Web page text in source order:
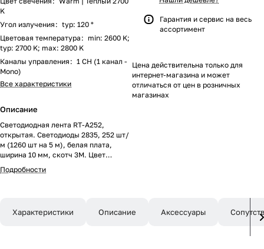
K
Угол излучения : typ: 120 °
Цветовая температура : min: 2600 K;
typ: 2700 K; max: 2800 K
Каналы управления : 1 CH (1 канал -
Mono)
Все характеристики
Описание
Светодиодная лента RT-A252,
открытая. Светодиоды 2835, 252 шт/
м (1260 шт на 5 м), белая плата,
ширина 10 мм, скотч 3M. Цвет
ТЁПЛЫЙ 2700 K, цветопередача
CRI>85, угол 120°. Питание 24V,
Цена за 1 м.
Подробности
Гарантия и сервис на весь
ассортимент
Цена действительна только для
интернет-магазина и может
отличаться от цен в розничных
магазинах
Характеристики Описание Аксессуары